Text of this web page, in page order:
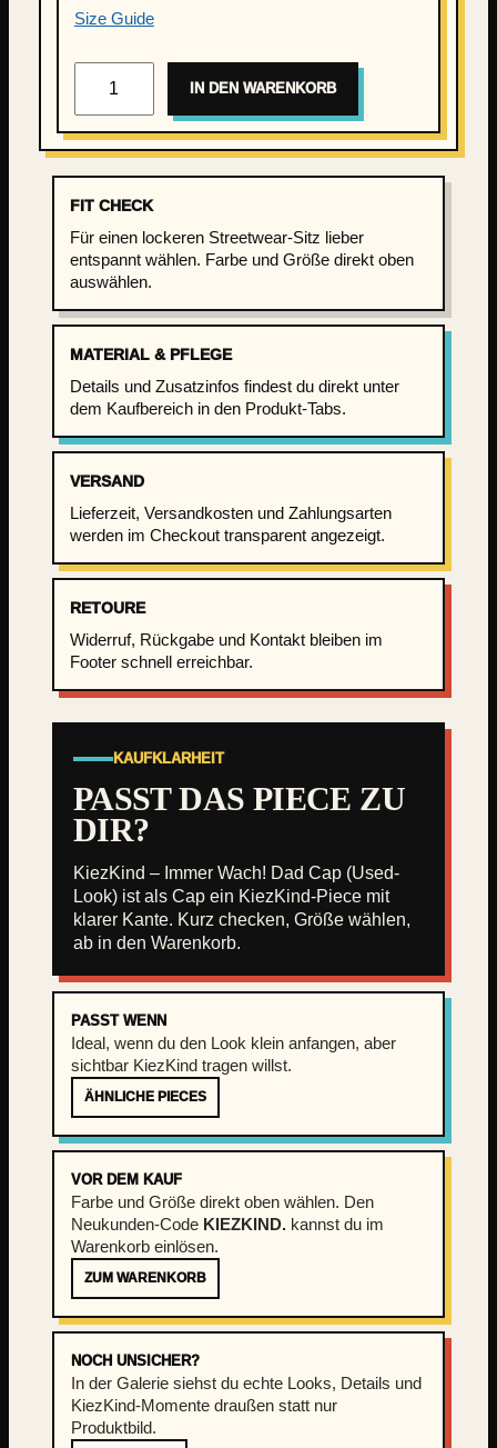
Size Guide
z
K
i
–
m
m
e
r
a
c
h
!
D
a
d
C
a
p
s
e
d
-
L
o
o
k
M
e
n
g
IN DEN WARENKORB
FIT CHECK
Für einen lockeren Streetwear-Sitz lieber
entspannt wählen. Farbe und Größe direkt oben
auswählen.
MATERIAL & PFLEGE
Details und Zusatzinfos findest du direkt unter
dem Kaufbereich in den Produkt-Tabs.
VERSAND
Lieferzeit, Versandkosten und Zahlungsarten
werden im Checkout transparent angezeigt.
RETOURE
Widerruf, Rückgabe und Kontakt bleiben im
Footer schnell erreichbar.
KAUFKLARHEIT
PASST DAS PIECE ZU
DIR?
KiezKind – Immer Wach! Dad Cap (Used-
Look) ist als Cap ein KiezKind-Piece mit
klarer Kante. Kurz checken, Größe wählen,
ab in den Warenkorb.
PASST WENN
Ideal, wenn du den Look klein anfangen, aber
sichtbar KiezKind tragen willst.
ÄHNLICHE PIECES
VOR DEM KAUF
Farbe und Größe direkt oben wählen. Den
Neukunden-Code KIEZKIND.kannst du im
Warenkorb einlösen.
ZUM WARENKORB
NOCH UNSICHER?
In der Galerie siehst du echte Looks, Details und
KiezKind-Momente draußen statt nur
Produktbild.